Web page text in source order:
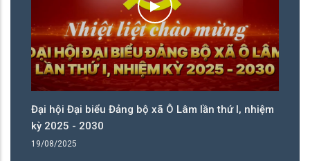
Đại hội Đại biểu Đảng bộ xã Ô Lâm lần thứ I, nhiệm
kỳ 2025 - 2030
19/08/2025